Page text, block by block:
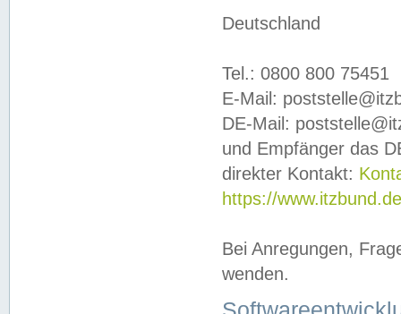
Deutschland
Tel.: 0800 800 75451
E-Mail:
DE-Mail:
und Empfänger das
direkter Kontakt:
https://
Bei Anregungen,
wenden.